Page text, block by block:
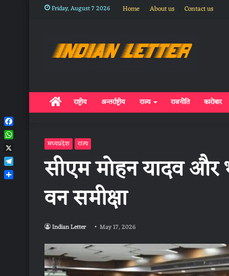
Friday, August 7 2026 Home About us Contact us
Homeराष्ट्रीय अन्तर्राष्ट्रीय राज्य राजनीति कारोबार
मध्यप्रदेश राज्य
सीएम मोहन यादव
वन समीक्षा
Indian Letter May 17, 2026
Facebook
WhatsApp
X
Telegram